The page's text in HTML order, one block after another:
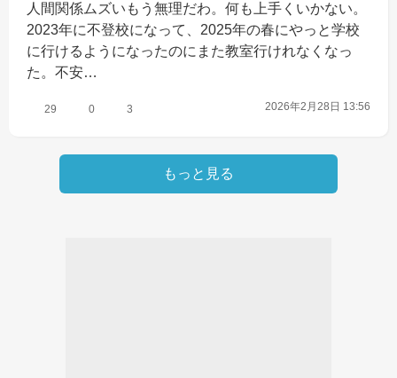
人間関係ムズいもう無理だわ。何も上手くいかない。
2023年に不登校になって、2025年の春にやっと学校
に行けるようになったのにまた教室行けれなくなっ
た。不安…
29 0 3 2026年2月28日 13:56
もっと見る